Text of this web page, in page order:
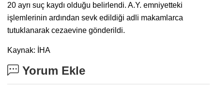
20 ayrı suç kaydı olduğu belirlendi. A.Y. emniyetteki
işlemlerinin ardından sevk edildiği adli makamlarca
tutuklanarak cezaevine gönderildi.
Kaynak: İHA
Yorum Ekle